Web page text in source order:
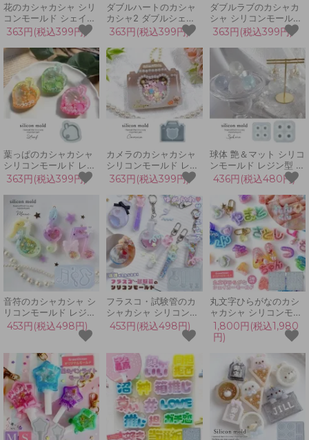
花のカシャカシャ シリ
コンモールド シェイカ
ーモールド シャカシャ
カ レジン型 フラワー
定番 大きい 推し活 名
札 キーホルダー UVレ
ジン LED 手芸 クラフ
ト
363円(税込399円)
ダブルハートのカシャ
カシャ2 ダブルシェイ
カー シリコンモールド
レジン型 UVレジン
LEDレジン ダブルフレ
ーム シェイカーモール
ド 手芸
363円(税込399円)
ダブルラブのカシャカ
シャ シリコンモールド
シェイカーモールド シ
ャカシャカ レジン型 ダ
ブルハート 親子ハート
推し活 キーホルダー
UVレジン LED 手芸 ク
ラフト
363円(税込399円)
葉っぱのカシャカシャ
シリコンモールド レジ
ン型 リーフ 植物 UVレ
ジン LEDレジン カプセ
ル シェイカーモールド
3D 手芸 カシャカシャ
中身が動く
363円(税込399円)
カメラのカシャカシャ
シリコンモールド レジ
ン型 UVレジン LEDレ
ジン カプセル くま ク
マ 3D 手芸 カシャカシ
ャ中身が動く
363円(税込399円)
球体 艶＆マット シリコ
ンモールド レジン型 粘
土型 UVレジン LEDレ
ジン ビー玉 ボール フ
ロスト加工 手芸 クラフ
ト 3Dモールド
436円(税込480円)
音符のカシャカシャ シ
リコンモールド レジン
型 UVレジン シェイカ
ーモールド 音楽 楽譜
シャカシャカ 3D クリ
スマス
453円(税込498円)
フラスコ・試験管のカ
シャカシャ シリコンモ
ールド レジン型 UVレ
ジン シェイカーモール
法のボトル マジックボ
トル カシャカシャ中身
が動く
453円(税込498円)
丸文字ひらがなのカシ
ャカシャ シリコンモー
ルド シェイカー レジン
型 セット 平仮名 名前
推し活 手芸
GreenOceanオリジナ
1,800円(税込1,980
円)